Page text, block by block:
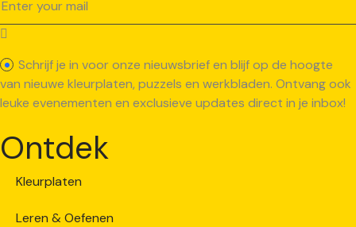
Schrijf je in voor onze nieuwsbrief en blijf op de hoogte
van nieuwe kleurplaten, puzzels en werkbladen. Ontvang ook
leuke evenementen en exclusieve updates direct in je inbox!
Ontdek
Kleurplaten
Leren & Oefenen